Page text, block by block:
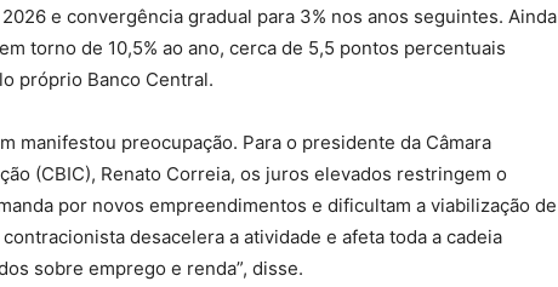
e convergência gradual para 3% nos anos seguintes. Ainda
torno de 10,5% ao ano, cerca de 5,5 pontos percentuais
próprio Banco Central.
manifestou preocupação. Para o presidente da Câmara
(CBIC), Renato Correia, os juros elevados restringem o
por novos empreendimentos e dificultam a viabilização de
desacelera a atividade e afeta toda a cadeia
sobre emprego e renda”, disse.